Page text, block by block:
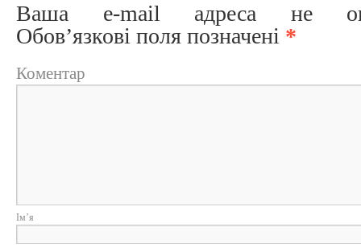
Ваша e-mail адреса не
Обов’язкові поля позначені *
Коментар